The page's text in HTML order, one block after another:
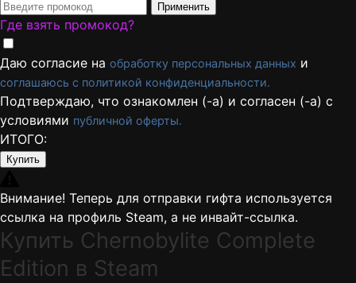
Применить
Где взять промокод?
Даю согласие на обработку персональных данных и
соглашаюсь с политикой конфиденциальности.
Подтверждаю, что ознакомлен (-а) и согласен (-а) с
условиями публичной оферты.
ИТОГО:
Купить
Внимание! Теперь для отправки гифта используется
ссылка на профиль Steam, а не инвайт-ссылка.
Купить Chernobylite Complete
Edition в Steam